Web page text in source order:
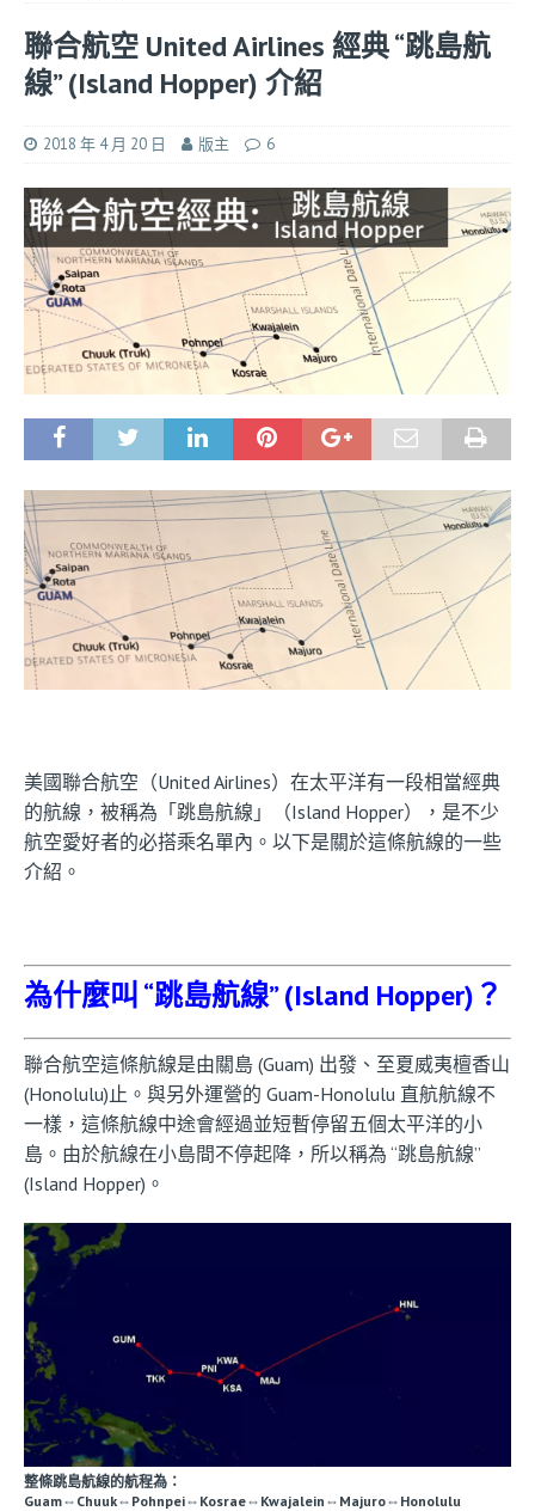
聯合航空 United Airlines 經典 “跳島航
線” (Island Hopper) 介紹
2018 年 4 月 20 日 版主 6
美國聯合航空（United Airlines）在太平洋有一段相當經典
的航線，被稱為「跳島航線」（Island Hopper），是不少
航空愛好者的必搭乘名單內。以下是關於這條航線的一些
介紹。
為什麼叫 “跳島航線” (Island Hopper)？
聯合航空這條航線是由關島 (Guam) 出發、至夏威夷檀香山
(Honolulu)止。與另外運營的 Guam-Honolulu 直航航線不
一樣，這條航線中途會經過並短暫停留五個太平洋的小
島。由於航線在小島間不停起降，所以稱為 “跳島航線”
(Island Hopper)。
整條跳島航線的航程為：
Guam⇔Chuuk⇔Pohnpei⇔Kosrae⇔Kwajalein⇔Majuro⇔Honolulu